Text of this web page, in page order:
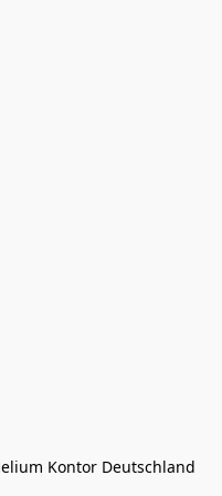
Kontor Deutschland